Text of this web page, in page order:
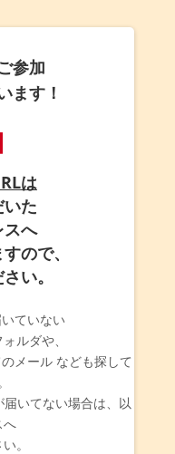
参加
ます！
は
いた
スへ
ので、
い。
ていない
ルダや、
メール なども探して
いてない場合は、以
へ
。